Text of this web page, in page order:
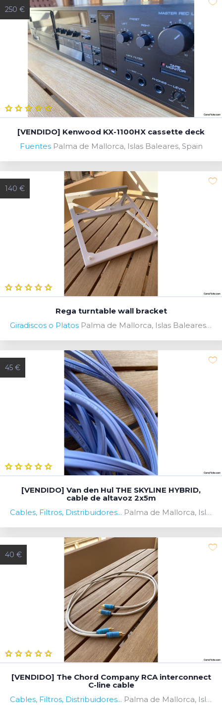
250 €
[VENDIDO] Kenwood KX-1100HX cassette deck
Fuentes Palma de Mallorca, Islas Baleares, Spain
140 €
Rega turntable wall bracket
Giradiscos o Platos Palma de Mallorca, Islas Baleares, Spain
45 €
[VENDIDO] Van den Hul THE SKYLINE HYBRID,
cable de altavoz 2x5m
Cables, Filtros, Distribuidores... Palma de Mallorca, Islas Baleares, Spain
40 €
[VENDIDO] The Chord Company RCA interconnect
C-line cable
Cables, Filtros, Distribuidores... Palma de Mallorca, Islas Baleares, Spain